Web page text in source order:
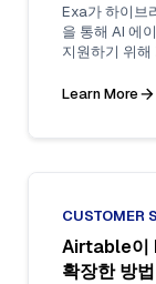
Exa가 하이브
을 통해 AI 에
지원하기 위
Learn More
CUSTOMER
Airtable이
확장한 방법